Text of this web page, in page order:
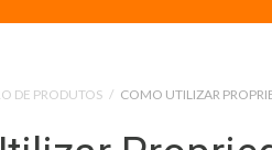
DE PRODUTOS / COMO UTILIZAR